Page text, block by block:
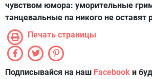
чувством юмора: уморительные
танцевальные па никого не
Печать страницы
Подписывайся на наш Facebook и